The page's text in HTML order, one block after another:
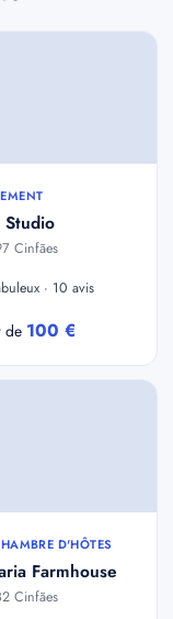
Studio
Cinfães
· 10 avis
de 100 €
D'HÔTES
Farmhouse
Cinfães